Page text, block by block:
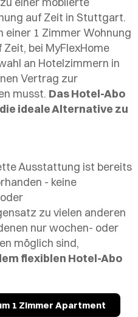
auf Zeit in Stuttgart.
einer 1 Zimmer Wohnung
bei MyFlexHome
an Hotelzimmern in
Vertrag zur
musst. Das Hotel-Abo
ideale Alternative zu
Ausstattung ist bereits
- keine
zu vielen anderen
nur wochen- oder
möglich sind,
flexiblen Hotel-Abo
1 Zimmer Apartment